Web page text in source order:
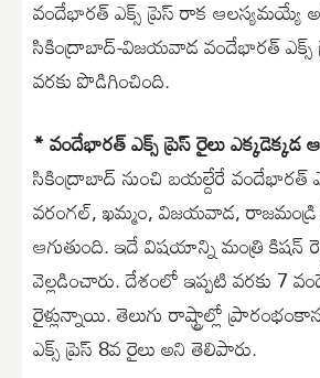
వందేభారత్ ఎక్స్ ప్రెస్ రాక ఆలస్యమయ్యే
సికింద్రాబాద్-విజయవాడ వందేభారత్ ఎక్స్
వరకు పొడిగించింది.
* వందేభారత్ ఎక్స్ ప్రెస్ రైలు ఎక్కడెక్కడ
సికింద్రాబాద్ నుంచి బయల్దేరే వందేభారత్
వరంగల్, ఖమ్మం, విజయవాడ, రాజమండ్రి
ఆగుతుంది. ఇదే విషయాన్ని మంత్రి కిషన్
వెల్లడించారు. దేశంలో ఇప్పటి వరకు 7
రైళ్లున్నాయి. తెలుగు రాష్ట్రాల్లో
ఎక్స్ ప్రెస్ 8వ రైలు అని తెలిపారు.